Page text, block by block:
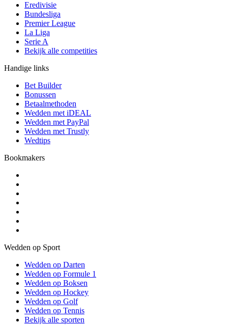
Eredivisie
Bundesliga
Premier League
La Liga
Serie A
Bekijk alle competities
Handige links
Bet Builder
Bonussen
Betaalmethoden
Wedden met iDEAL
Wedden met PayPal
Wedden met Trustly
Wedtips
Bookmakers
Wedden op Sport
Wedden op Darten
Wedden op Formule 1
Wedden op Boksen
Wedden op Hockey
Wedden op Golf
Wedden op Tennis
Bekijk alle sporten